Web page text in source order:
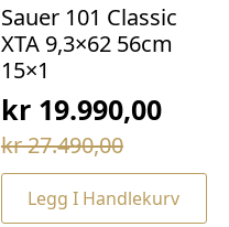
Sauer 101 Classic
XTA 9,3×62 56cm
15×1
kr27.490,00
Opprinnelig
pris
var:
kr19.990,00
Nåværende
pris
er:Legg I Handlekurv